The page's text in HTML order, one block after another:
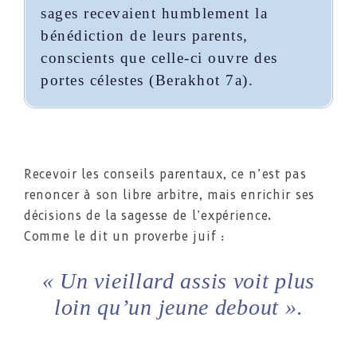
sages recevaient humblement la
bénédiction de leurs parents,
conscients que celle-ci ouvre des
portes célestes (Berakhot 7a).
Recevoir les conseils parentaux, ce n’est pas
renoncer à son libre arbitre, mais enrichir ses
décisions de la sagesse de l’expérience.
Comme le dit un proverbe juif :
« Un vieillard assis voit plus
loin qu’un jeune debout ».